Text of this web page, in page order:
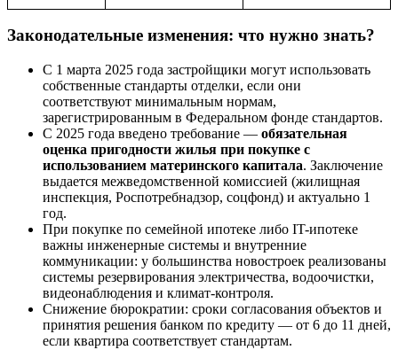
Законодательные изменения: что нужно знать?
С 1 марта 2025 года застройщики могут использовать
собственные стандарты отделки, если они
соответствуют минимальным нормам,
зарегистрированным в Федеральном фонде стандартов.
С 2025 года введено требование — обязательная
оценка пригодности жилья при покупке с
использованием материнского капитала. Заключение
выдается межведомственной комиссией (жилищная
инспекция, Роспотребнадзор, соцфонд) и актуально 1
год.
При покупке по семейной ипотеке либо IT-ипотеке
важны инженерные системы и внутренние
коммуникации: у большинства новостроек реализованы
системы резервирования электричества, водоочистки,
видеонаблюдения и климат-контроля.
Снижение бюрократии: сроки согласования объектов и
принятия решения банком по кредиту — от 6 до 11 дней,
если квартира соответствует стандартам.